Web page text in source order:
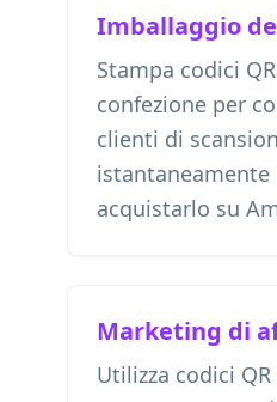
Imballaggio
Stampa codici
confezione per
clienti di
acquistarlo su
Marketing di
Utilizza codici